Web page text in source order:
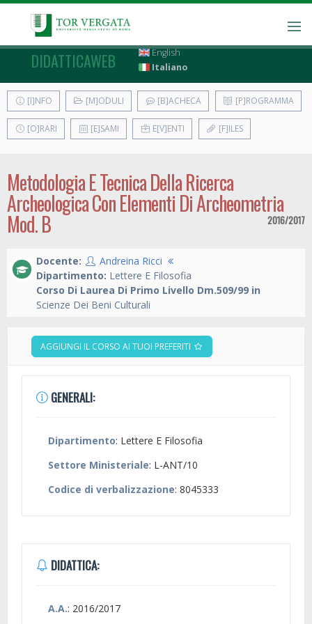
DIDATTICAWEB
English
Italiano
[I]NFO [M]ODULI [B]ACHECA [P]ROGRAMMA
[O]RARI [E]SAMI E[V]ENTI [F]ILES
Metodologia E Tecnica Della Ricerca
Archeologica Con Elementi Di Archeometria
Mod. B 2016/2017
Docente:
Andreina Ricci
Dipartimento: Lettere E Filosofia
Corso Di Laurea Di Primo Livello Dm.509/99 in
Scienze Dei Beni Culturali
AGGIUNGI IL CORSO AI TUOI PREFERITI
GENERALI:
Dipartimento: Lettere E Filosofia
Settore Ministeriale: L-ANT/10
Codice di verbalizzazione: 8045333
DIDATTICA:
A.A.: 2016/2017